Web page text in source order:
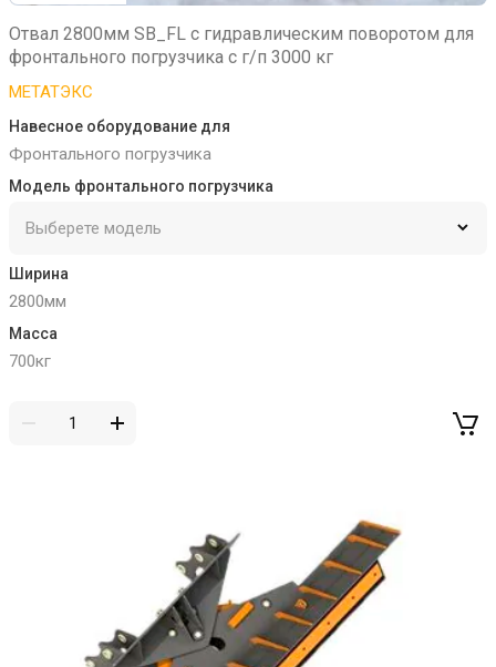
Отвал 2800мм SB_FL с гидравлическим поворотом для
фронтального погрузчика с г/п 3000 кг
МЕТАТЭКС
Навесное оборудование для
Фронтального погрузчика
Модель фронтального погрузчика
Ширина
2800мм
Масса
700кг